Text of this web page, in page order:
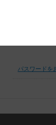
パスワードを